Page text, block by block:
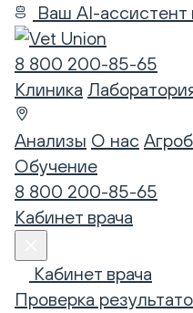
Ваш AI-ассистент
8 800 200-85-65
Клиника
Анализы О нас
Обучение
8 800 200-85-65
Кабинет врача
Кабинет врача
Проверка